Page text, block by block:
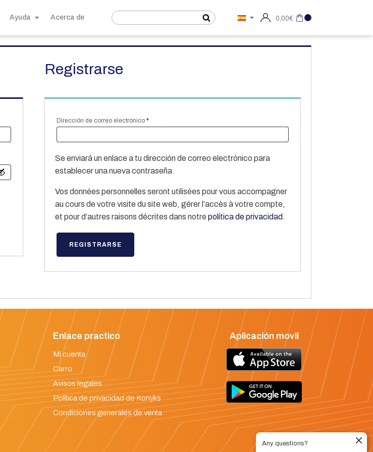
Ayuda Acerca de 0,00€ 0
Registrarse
Dirección de correo electrónico*Obligatorio
Se enviará un enlace a tu dirección de correo electrónico para
establecer una nueva contraseña.
Vos données personnelles seront utilisées pour vous accompagner
au cours de votre visite du site web, gérer l’accès à votre compte,
et pour d’autres raisons décrites dans notrepolítica de privacidad .
REGISTRARSE
Enlace practico
Mi cuenta
Carro
Avisos legales
Política de privacidad de Konyks
Condiciones generales de venta
Aplicación movil
Any questions?